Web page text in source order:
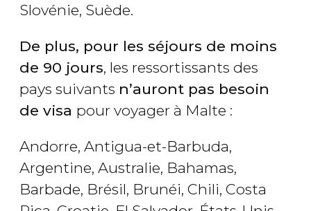
Slovénie, Suède.
De plus, pour les séjours de moins
de 90 jours, les ressortissants des
pays suivants n’auront pas besoin
de visa pour voyager à Malte :
Andorre, Antigua-et-Barbuda,
Argentine, Australie, Bahamas,
Barbade, Brésil, Brunéi, Chili, Costa